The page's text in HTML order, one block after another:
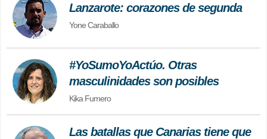
Lanzarote: corazones de segunda
Yone Caraballo
#YoSumoYoActúo. Otras
masculinidades son posibles
Kika Fumero
Las batallas que Canarias tiene que